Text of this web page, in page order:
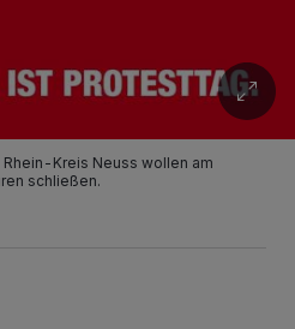
Kreis Neuss wollen am
schließen.